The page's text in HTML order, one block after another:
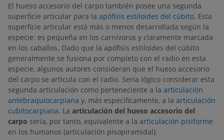
El hueso accesorio del carpo también posee una segunda
superficie articular para la apófisis estiloides del cúbito. Esta
superficie articular está más o menos desarrollada según la
especie: es pequeña en los carnívoros y claramente marcada
en los caballos. Dado que la apófisis estiloides del cúbito
generalmente se fusiona por completo con el radio en esta
especie, algunos autores consideran que el hueso accesorio
del carpo se articula con el radio. Sería lógico considerar esta
segunda articulación como perteneciente a la articulación
antebraquiocarpiana y, más específicamente, a la articulación
cubitocarpiana. La articulación del hueso accesorio del
carpo sería, por tanto, equivalente a la articulación pisiforme
en los humanos (articulación pisopiramidal).